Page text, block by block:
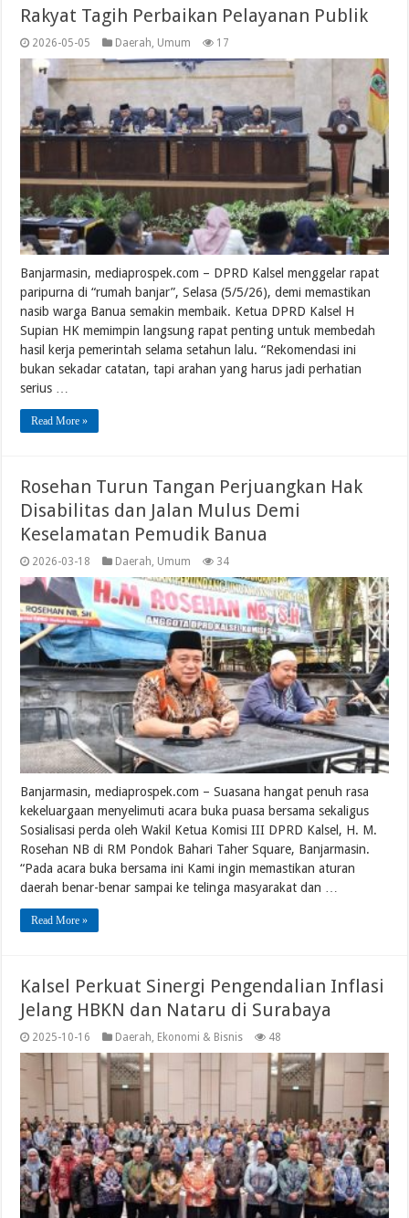
Rakyat Tagih Perbaikan Pelayanan Publik
2026-05-05 Daerah, Umum 17
Banjarmasin, mediaprospek.com – DPRD Kalsel menggelar rapat
paripurna di “rumah banjar”, Selasa (5/5/26), demi memastikan
nasib warga Banua semakin membaik. Ketua DPRD Kalsel H
Supian HK memimpin langsung rapat penting untuk membedah
hasil kerja pemerintah selama setahun lalu. “Rekomendasi ini
bukan sekadar catatan, tapi arahan yang harus jadi perhatian
serius …
Read More »
Rosehan Turun Tangan Perjuangkan Hak
Disabilitas dan Jalan Mulus Demi
Keselamatan Pemudik Banua
2026-03-18 Daerah, Umum 34
Banjarmasin, mediaprospek.com – Suasana hangat penuh rasa
kekeluargaan menyelimuti acara buka puasa bersama sekaligus
Sosialisasi perda oleh Wakil Ketua Komisi III DPRD Kalsel, H. M.
Rosehan NB di RM Pondok Bahari Taher Square, Banjarmasin.
“Pada acara buka bersama ini Kami ingin memastikan aturan
daerah benar-benar sampai ke telinga masyarakat dan …
Read More »
Kalsel Perkuat Sinergi Pengendalian Inflasi
Jelang HBKN dan Nataru di Surabaya
2025-10-16 Daerah Ekonomi & Bisnis 48